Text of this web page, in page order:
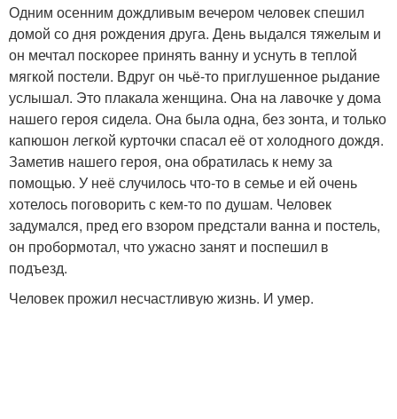
Одним осенним дождливым вечером человек спешил
домой со дня рождения друга. День выдался тяжелым и
он мечтал поскорее принять ванну и уснуть в теплой
мягкой постели. Вдруг он чьё-то приглушенное рыдание
услышал. Это плакала женщина. Она на лавочке у дома
нашего героя сидела. Она была одна, без зонта, и только
капюшон легкой курточки спасал её от холодного дождя.
Заметив нашего героя, она обратилась к нему за
помощью. У неё случилось что-то в семье и ей очень
хотелось поговорить с кем-то по душам. Человек
задумался, пред его взором предстали ванна и постель,
он пробормотал, что ужасно занят и поспешил в
подъезд.
Человек прожил несчастливую жизнь. И умер.